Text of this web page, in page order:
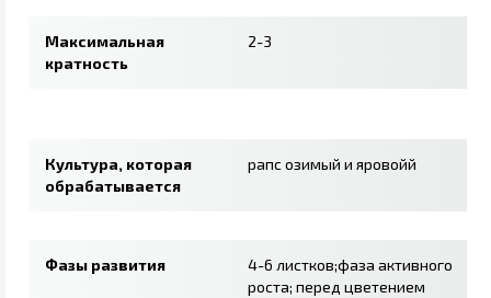
Максимальная
кратность
2-3
Культура, которая
обрабатывается
рапс озимый и яровойй
Фазы развития
4-6 листков;фаза активного
роста; перед цветением